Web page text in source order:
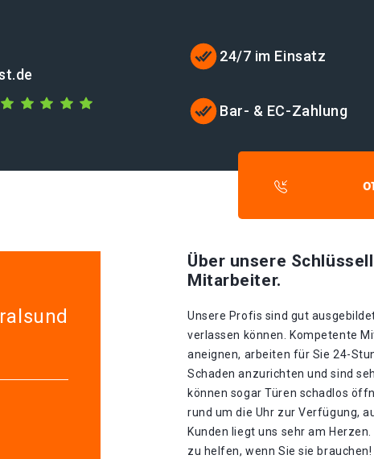
24/7 im Einsatz
Bar- & EC-Zahlung
Über unsere
Mitarbeiter.
Unsere Profis sind gut
verlassen können. Kompetente
aneignen, arbeiten für Sie 24-
Schaden anzurichten und sind
können sogar Türen schadlos
rund um die Uhr zur Verfügung,
Kunden liegt uns sehr am
zu helfen, wenn Sie sie